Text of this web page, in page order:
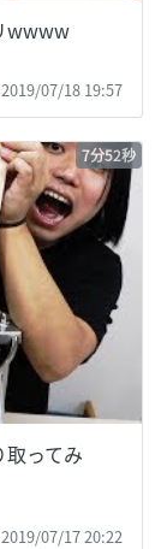
wwww
2019/07/18 19:57
7分52秒
ってみ
2019/07/17 20:22